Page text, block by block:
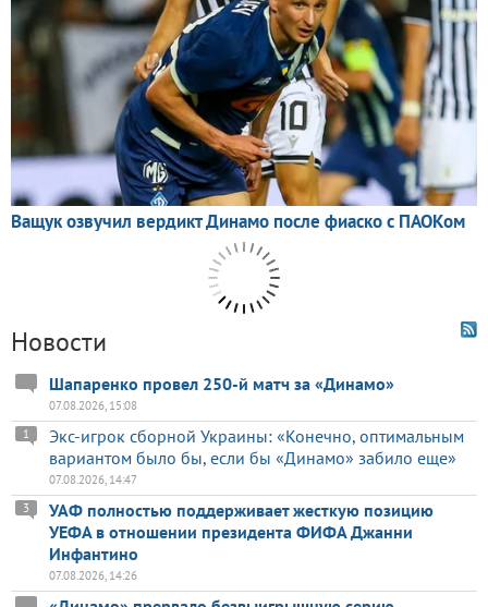
Новости
Шапаренко провел 250-й матч за «Динамо»
07.08.2026, 15:08
Экс-игрок сборной Украины: «Конечно, оптимальным
вариантом было бы, если бы «Динамо» забило еще»
1
07.08.2026, 14:47
УАФ полностью поддерживает жесткую позицию
УЕФА в отношении президента ФИФА Джанни
Инфантино
3
07.08.2026, 14:26